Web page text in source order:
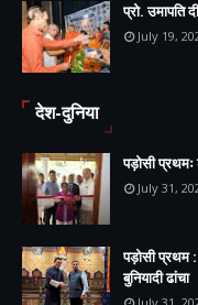
प्रो. उमापति
July 19,
देश-दुनिया
पड़ोसी
July 31,
पड़ोसी
बुनियादी ढांचा